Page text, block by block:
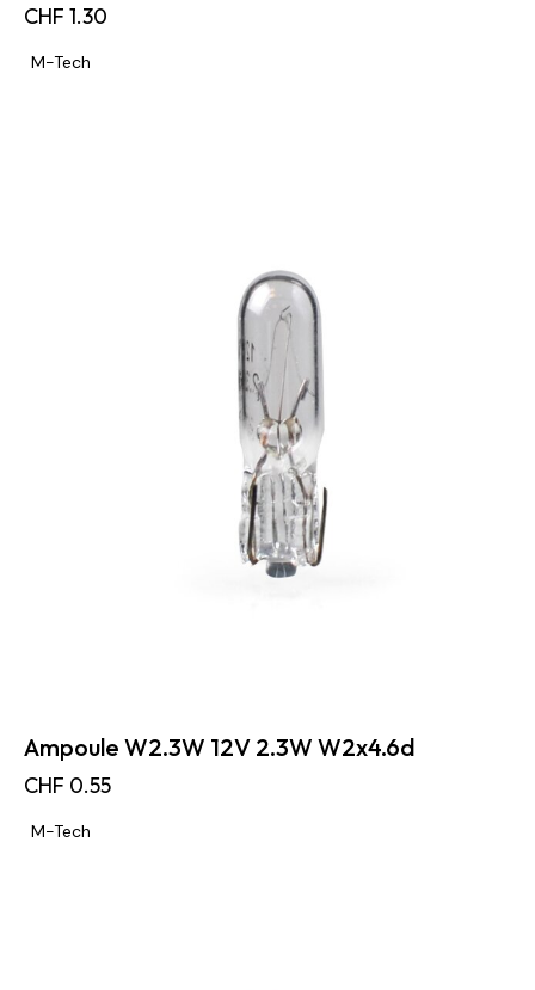
CHF 1.30
M-Tech
Ampoule W2.3W 12V 2.3W W2x4.6d
CHF 0.55
M-Tech